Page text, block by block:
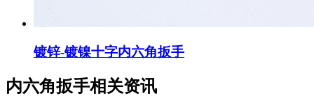
镀锌-镀镍十字内六角扳手
内六角扳手相关资讯